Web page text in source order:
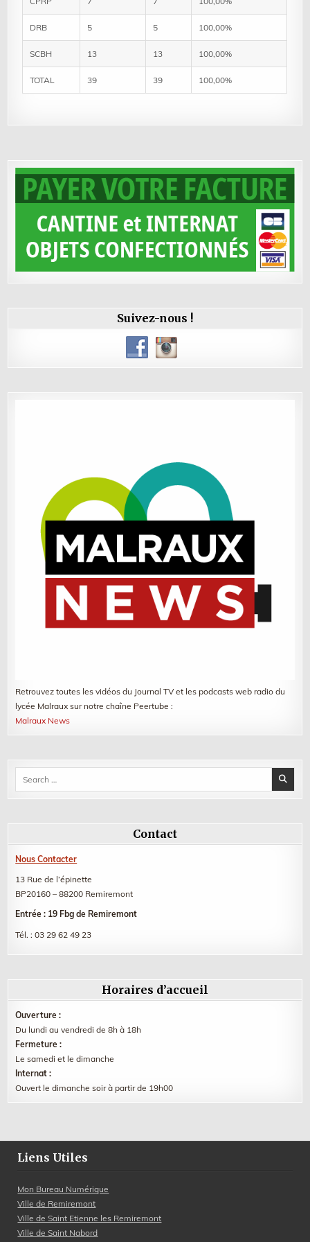
DRB 5 5 100,00%
SCBH 13 13 100,00%
TOTAL 39 39 100,00%
Suivez-nous !
Retrouvez toutes les vidéos du Journal TV et les podcasts web radio du
lycée Malraux sur notre chaîne Peertube :
Malraux News
Contact
Nous Contacter
13 Rue de l’épinette
BP20160 – 88200 Remiremont
Entrée : 19 Fbg de Remiremont
Tél. :03 29 62 49 23
Horaires d’accueil
Ouverture :
Du lundi au vendredi de 8h à 18h
Fermeture :
Le samedi et le dimanche
Internat :
Ouvert le dimanche soir à partir de 19h00
Liens Utiles
Mon Bureau Numérique
Ville de Remiremont
Ville de Saint Etienne les Remiremont
Ville de Saint Nabord